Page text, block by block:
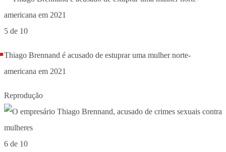
5 de 10
Thiago Brennand é acusado de estuprar uma mulher norte-
americana em 2021
Reprodução
6 de 10